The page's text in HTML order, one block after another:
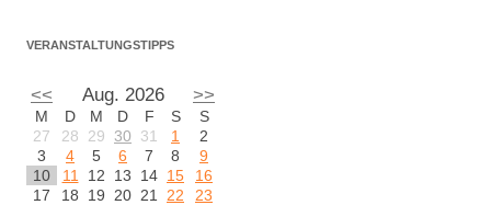
VERANSTALTUNGSTIPPS
<< Aug. 2026 >>
M D M D F S
S
27
28 29 30 31 1
2
3
4 5 6 7 8
9
10
11 12 13 14 15
16
17
18 19 20 21 22
23